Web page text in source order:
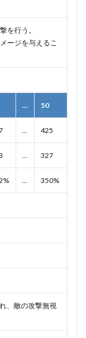
を行う。
ージを与えるこ
… 50
… 425
… 327
… 350%
、敵の攻撃無視